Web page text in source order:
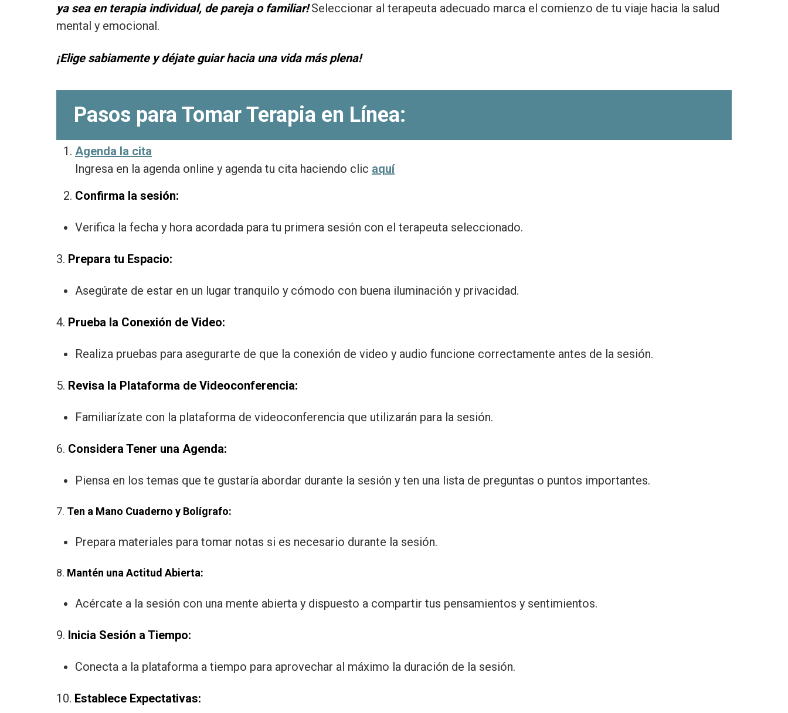
ya sea en terapia individual, de pareja o familiar!Seleccionar al terapeuta adecuado marca el comienzo de tu viaje hacia la salud
mental y emocional.
¡Elige sabiamente y déjate guiar hacia una vida más plena!
Pasos para Tomar Terapia en Línea:
Agenda la cita
Ingresa en la agenda online y agenda tu cita haciendo clic aquí
Confirma la sesión:
Verifica la fecha y hora acordada para tu primera sesión con el terapeuta seleccionado.
3. Prepara tu Espacio:
Asegúrate de estar en un lugar tranquilo y cómodo con buena iluminación y privacidad.
4. Prueba la Conexión de Video:
Realiza pruebas para asegurarte de que la conexión de video y audio funcione correctamente antes de la sesión.
5. Revisa la Plataforma de Videoconferencia:
Familiarízate con la plataforma de videoconferencia que utilizarán para la sesión.
6. Considera Tener una Agenda:
Piensa en los temas que te gustaría abordar durante la sesión y ten una lista de preguntas o puntos importantes.
7. Ten a Mano Cuaderno y Bolígrafo:
Prepara materiales para tomar notas si es necesario durante la sesión.
8. Mantén una Actitud Abierta:
Acércate a la sesión con una mente abierta y dispuesto a compartir tus pensamientos y sentimientos.
9. Inicia Sesión a Tiempo:
Conecta a la plataforma a tiempo para aprovechar al máximo la duración de la sesión.
10. Establece Expectativas: